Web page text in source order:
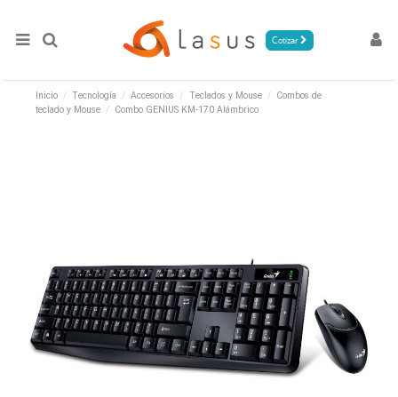
Cotizar
Inicio Tecnología Accesorios Teclados y Mouse
Combos de
teclado y Mouse
Combo GENIUS KM-170 Alámbrico